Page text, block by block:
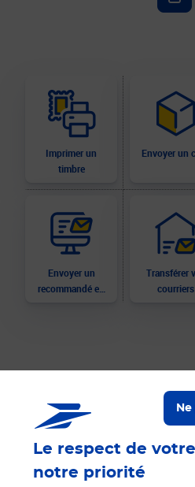
Le respect de
notre priorité
Imprimer un
timbre
Envoyer un
Envoyer un
recommandé en
Transférer
courriers
Nos engagements
Proche de vous
Localiser un bureau de poste